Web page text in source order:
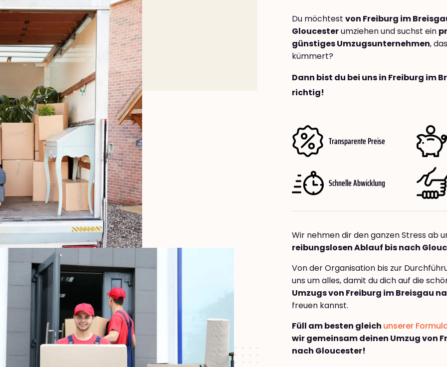
Du möchtest von Freiburg im
Gloucesterumziehen und suchst ein
günstiges Umzugsunternehmen,
kümmert?
Dann bist du bei uns in Freiburg im
richtig!
Transparente Preise
Schnelle Abwicklung
Wir nehmen dir den ganzen Stress ab
reibungslosen Ablauf bis nach
Von der Organisation bis zur
uns um alles, damit du dich auf die
Umzugs von Freiburg im Breisgau
freuen kannst.
Füll am besten gleich unserer
wir gemeinsam deinen Umzug von
nach Gloucester!